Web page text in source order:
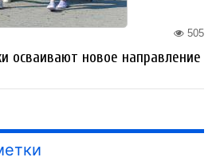
505
осваивают новое направление